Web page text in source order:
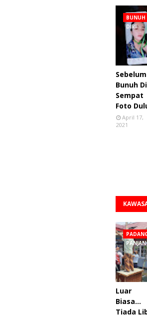
BUNUH
DIRI
Sebelum
Bunuh
Sempat
Foto
April 17,
2021
Luar
Biasa...
Tiada